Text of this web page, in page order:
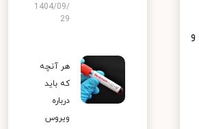
1404/09/
29
هر آنچه
که باید
درباره
ویروس